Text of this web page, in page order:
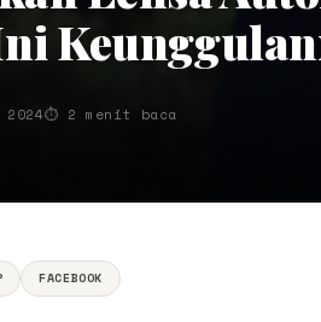
⏱ 2 menit baca
FACEBOOK